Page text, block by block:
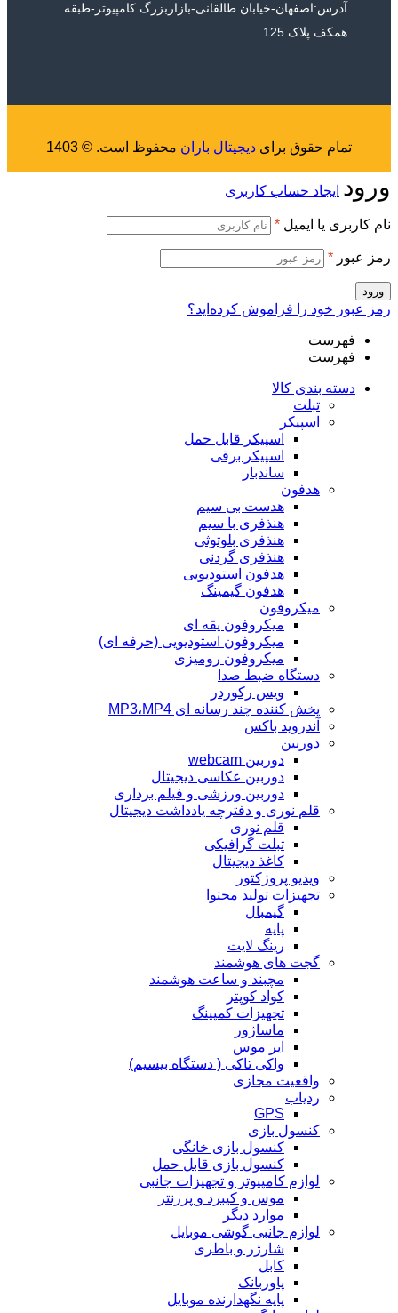
آدرس:اصفهان-خیابان طالقانی-بازاربزرگ کامپیوتر-طبقه
همکف پلاک 125
تمام حقوق برای دیجیتال باران محفوظ است. © 1403
ورود ایجاد حساب کاربری
نام کاربری یا ایمیل *
رمز عبور *
ورود
رمز عبور خود را فراموش کرده‌اید؟
فهرست
فهرست
دسته بندی کالا
تبلت
اسپیکر
اسپیکر قابل حمل
اسپیکر برقی
ساندبار
هدفون
هدست بی سیم
هنذفری با سیم
هنذفری بلوتوثی
هنذفری گردنی
هدفون استودیویی
هدفون گیمینگ
میکروفون
میکروفون یقه ای
میکروفون استودیویی (حرفه ای)
میکروفون رومیزی
دستگاه ضبط صدا
ویس رکوردر
پخش کننده چند رسانه ای MP3،MP4
آندروید باکس
دوربین
دوربین webcam
دوربین عکاسی دیجیتال
دوربین‌ ورزشی و فیلم برداری
قلم نوری و دفترچه یادداشت دیجیتال
قلم نوری
تبلت گرافیکی
کاغذ دیجیتال
ویدیو پروژکتور
تجهیزات تولید محتوا
گیمبال
پایه
رینگ لایت
گجت های هوشمند
مچبند و ساعت هوشمند
کواد کوپتر
تجهیزات کمپینگ
ماساژور
ایر موس
واکی تاکی ( دستگاه بیسیم)
واقعیت مجازی
ردیاب
GPS
کنسول بازی
کنسول بازی خانگی
کنسول بازی قابل حمل
لوازم کامپیوتر و تجهیزات جانبی
موس و کیبرد و پرزنتر
موارد دیگر
لوازم جانبی گوشی موبایل
شارژر و باطری
کابل
پاوربانک
پایه نگهدارنده موبایل